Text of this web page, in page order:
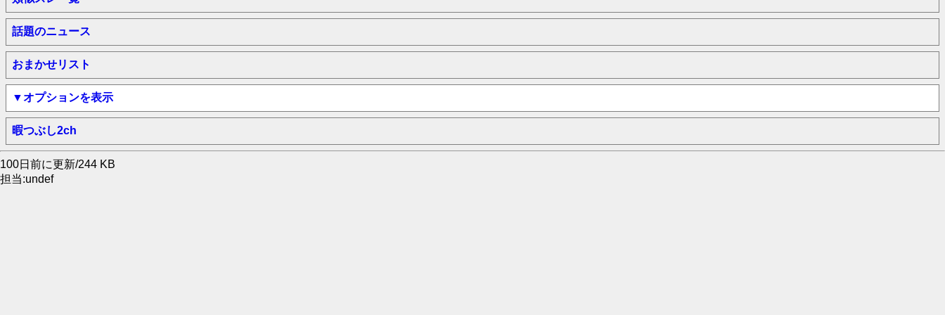
話題のニュース
おまかせリスト
▼オプションを表示
暇つぶし2ch
100日前に更新/244 KB
担当:undef